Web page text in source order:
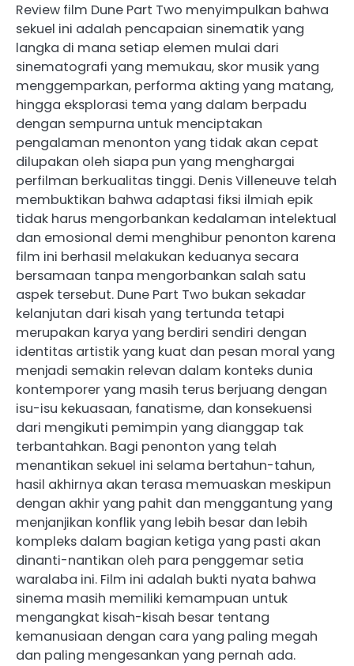
Review film Dune Part Two menyimpulkan bahwa
sekuel ini adalah pencapaian sinematik yang
langka di mana setiap elemen mulai dari
sinematografi yang memukau, skor musik yang
menggemparkan, performa akting yang matang,
hingga eksplorasi tema yang dalam berpadu
dengan sempurna untuk menciptakan
pengalaman menonton yang tidak akan cepat
dilupakan oleh siapa pun yang menghargai
perfilman berkualitas tinggi. Denis Villeneuve telah
membuktikan bahwa adaptasi fiksi ilmiah epik
tidak harus mengorbankan kedalaman intelektual
dan emosional demi menghibur penonton karena
film ini berhasil melakukan keduanya secara
bersamaan tanpa mengorbankan salah satu
aspek tersebut. Dune Part Two bukan sekadar
kelanjutan dari kisah yang tertunda tetapi
merupakan karya yang berdiri sendiri dengan
identitas artistik yang kuat dan pesan moral yang
menjadi semakin relevan dalam konteks dunia
kontemporer yang masih terus berjuang dengan
isu-isu kekuasaan, fanatisme, dan konsekuensi
dari mengikuti pemimpin yang dianggap tak
terbantahkan. Bagi penonton yang telah
menantikan sekuel ini selama bertahun-tahun,
hasil akhirnya akan terasa memuaskan meskipun
dengan akhir yang pahit dan menggantung yang
menjanjikan konflik yang lebih besar dan lebih
kompleks dalam bagian ketiga yang pasti akan
dinanti-nantikan oleh para penggemar setia
waralaba ini. Film ini adalah bukti nyata bahwa
sinema masih memiliki kemampuan untuk
mengangkat kisah-kisah besar tentang
kemanusiaan dengan cara yang paling megah
dan paling mengesankan yang pernah ada.